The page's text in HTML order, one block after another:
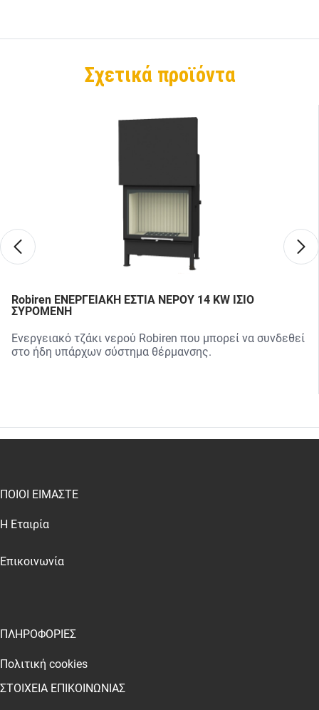
Σχετικά προϊόντα
Robiren ΕΝΕΡΓΕΙΑΚΗ ΕΣΤΙΑ ΝΕΡΟΥ 14 KW ΙΣΙΟ
ΣΥΡΟΜΕΝΗ
Ενεργειακό τζάκι νερού Robiren που μπορεί να συνδεθεί
στο ήδη υπάρχων σύστημα θέρμανσης.
ΠΟΙΟΙ ΕΙΜΑΣΤΕ
Η Εταιρία
Επικοινωνία
ΠΛΗΡΟΦΟΡΙΕΣ
Πολιτική cookies
ΣΤΟΙΧΕΙΑ ΕΠΙΚΟΙΝΩΝΙΑΣ